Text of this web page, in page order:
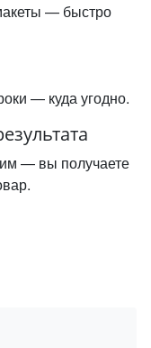
— быстро
— куда угодно.
— вы получаете